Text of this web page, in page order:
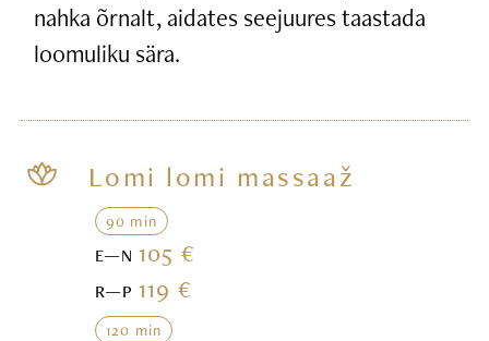
nahka õrnalt, aidates seejuures taastada
loomuliku sära.
Lomi lomi massaaž
90 min
E—N105 €
R—P119 €
120 min